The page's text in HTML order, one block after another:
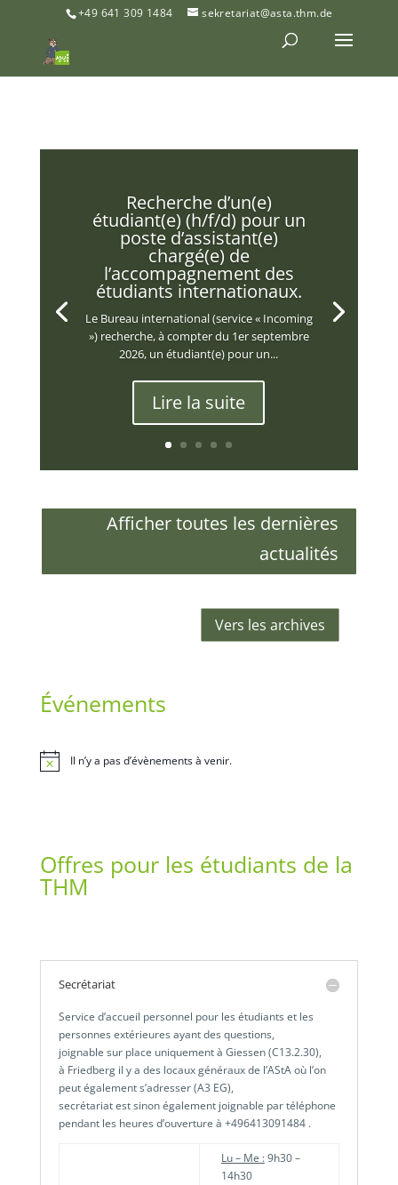
+49 641 309 1484 sekretariat@asta.thm.de
Recherche d’un(e)
étudiant(e) (h/f/d) pour un
poste d’assistant(e)
chargé(e) de
l’accompagnement des
étudiants internationaux.
Le Bureau international (service « Incoming
») recherche, à compter du 1er septembre
2026, un étudiant(e) pour un...
Lire la suite
Afficher toutes les dernières
actualités
Vers les archives
Événements
Notice Il n’y a pas d’évènements à venir.
Offres pour les étudiants de la
THM
Secrétariat
Service d’accueil personnel pour les étudiants et les
personnes extérieures ayant des questions,
joignable sur place uniquement à Giessen (C13.2.30),
à Friedberg il y a des locaux généraux de l’AStA où l’on
peut également s’adresser (A3 EG),
secrétariat est sinon également joignable par téléphone
pendant les heures d’ouverture à +496413091484 .
Lu – Me :9h30 –
14h30